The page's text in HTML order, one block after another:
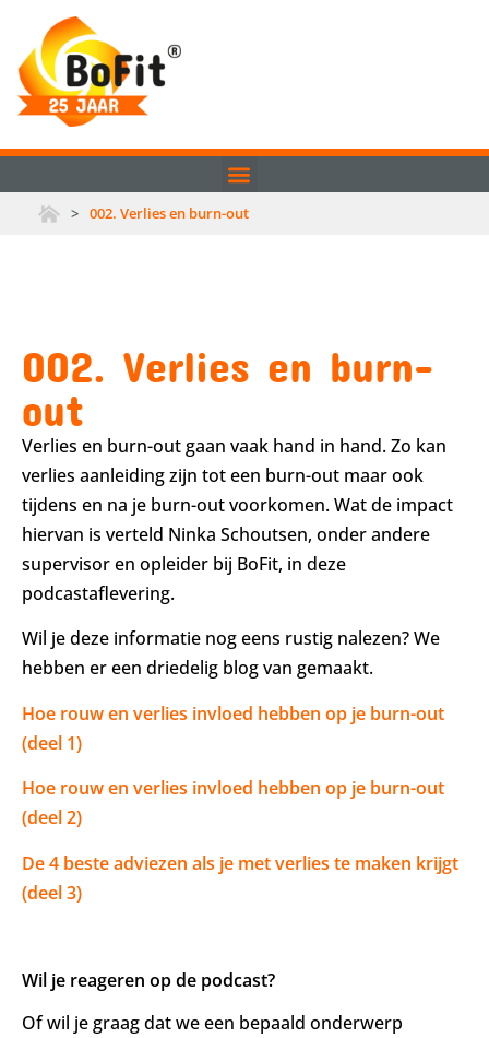
> 002. Verlies en burn-out
002. Verlies en burn-
out
Verlies en burn-out gaan vaak hand in hand. Zo kan
verlies aanleiding zijn tot een burn-out maar ook
tijdens en na je burn-out voorkomen. Wat de impact
hiervan is verteld Ninka Schoutsen, onder andere
supervisor en opleider bij BoFit, in deze
podcastaflevering.
Wil je deze informatie nog eens rustig nalezen? We
hebben er een driedelig blog van gemaakt.
Hoe rouw en verlies invloed hebben op je burn-out
(deel 1)
Hoe rouw en verlies invloed hebben op je burn-out
(deel 2)
De 4 beste adviezen als je met verlies te maken krijgt
(deel 3)
Wil je reageren op de podcast?
Of wil je graag dat we een bepaald onderwerp